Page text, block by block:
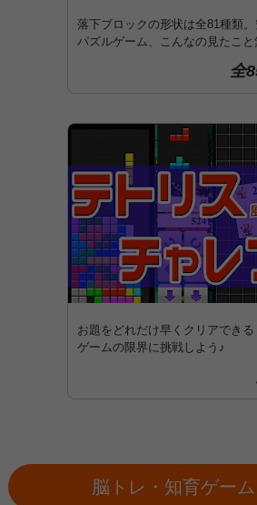
落下ブロックの形状は全81種類
パズルゲーム、こんなの見たこと
全
お題をどれだけ早くクリアでき
ゲームの限界に挑戦しよう♪
脳トレ・知育ゲー